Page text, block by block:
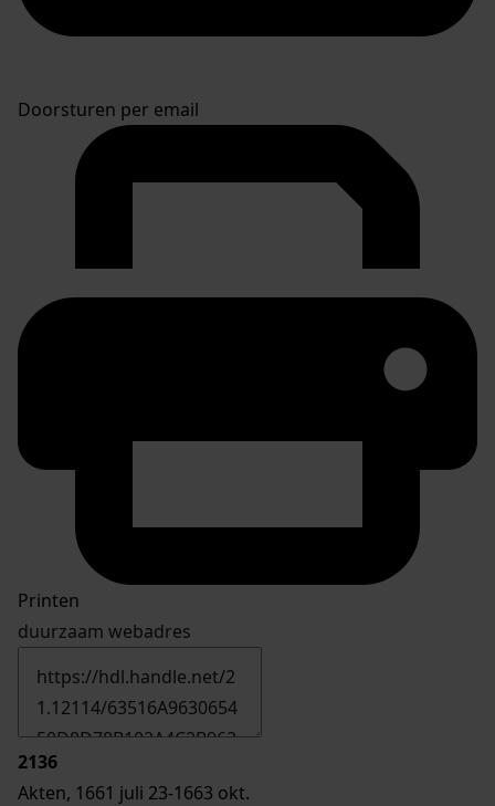
Doorsturen per email
Printen
duurzaam webadres
2136
Akten, 1661 juli 23-1663 okt.